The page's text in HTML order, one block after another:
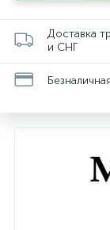
Доставка
и СНГ